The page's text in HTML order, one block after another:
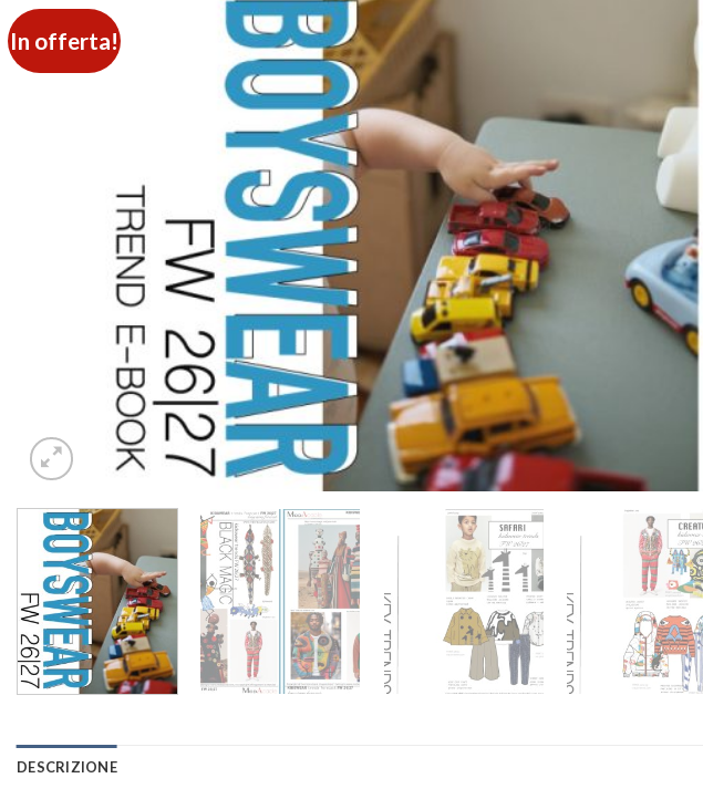
In offerta!
Add to
wishlist
DESCRIZIONE